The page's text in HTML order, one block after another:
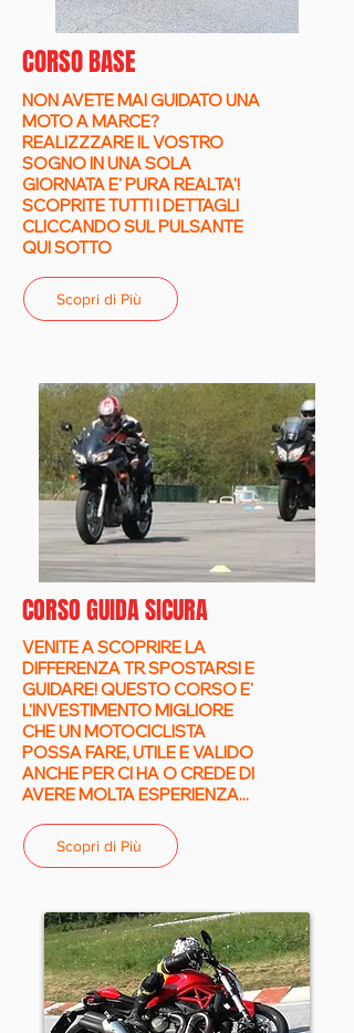
CORSO BASE
NON AVETE MAI GUIDATO UNA
MOTO A MARCE?
REALIZZZARE IL VOSTRO
SOGNO IN UNA SOLA
GIORNATA E' PURA REALTA'!
SCOPRITE TUTTI I DETTAGLI
CLICCANDO SUL PULSANTE
QUI SOTTO
Scopri di Più
CORSO GUIDA SICURA
VENITE A SCOPRIRE LA
DIFFERENZA TR SPOSTARSI E
GUIDARE! QUESTO CORSO E'
L'INVESTIMENTO MIGLIORE
CHE UN MOTOCICLISTA
POSSA FARE, UTILE E VALIDO
ANCHE PER CI HA O CREDE DI
AVERE MOLTA ESPERIENZA...
Scopri di Più